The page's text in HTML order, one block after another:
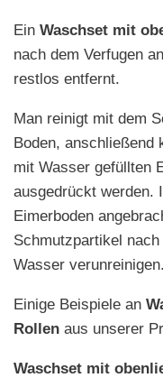
Ein Waschset mit
nach dem Verfugen
restlos entfernt.
Man reinigt mit dem
Boden, anschließend
mit Wasser gefüllten
ausgedrückt werden.
Eimerboden
Schmutzpartikel
Wasser verunreinigen.
Einige Beispiele an
Rollen aus unserer
Waschset mit